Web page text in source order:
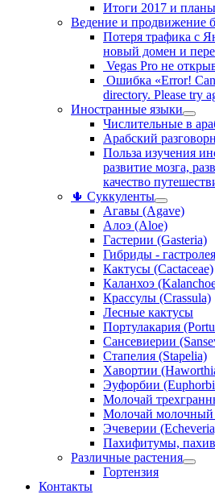
Итоги 2017 и
Ведение и продвижение
Потеря трафика с
новый домен и
Vegas Pro не
Ошибка «Error!
directory. Please try
Иностранные языки
Числительные в
Арабский
Польза изучения
развитие мозга,
качество
🌵 Суккуленты
Агавы (Agave)
Алоэ (Aloe)
Гастерии (Gasteria)
Гибриды -
Кактусы (Cactaceae)
Каланхоэ
Крассулы (Crassula)
Лесные кактусы
Портулакария
Сансевиерии
Стапелия (Stapelia)
Хавортии
Эуфорбии
Молочай
Молочай молочный
Эчеверии
Пахифитумы,
Различные растения
Гортензия
Контакты